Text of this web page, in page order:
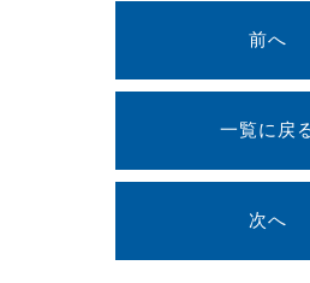
前へ
一覧に戻
次へ